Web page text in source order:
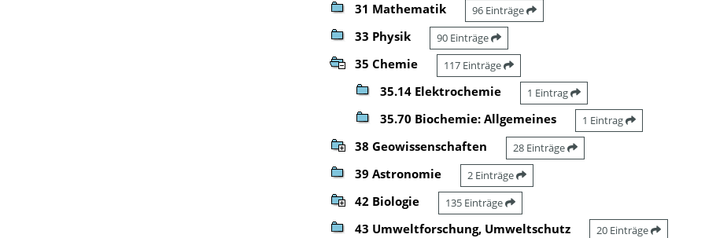
31 Mathematik 96 Einträge
33 Physik 90 Einträge
35 Chemie 117 Einträge
35.14 Elektrochemie 1 Eintrag
35.70 Biochemie: Allgemeines 1 Eintrag
38 Geowissenschaften 28 Einträge
39 Astronomie 2 Einträge
42 Biologie 135 Einträge
43 Umweltforschung, Umweltschutz 20 Einträge